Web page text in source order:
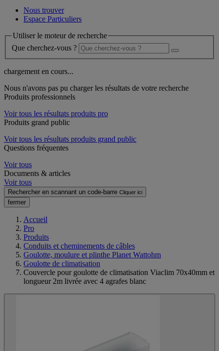
Nous trouver
Espace Particuliers
Utiliser le moteur de recherche
Que cherchez-vous ?
chargement en cours...
Nous n'avons pas pu charger les résultats de votre recherche
Produits professionnels
Voir tous les résultats produits pro
Produits grand public
Voir tous les résultats produits grand public
Questions fréquentes
Voir tous
Documents & articles
Voir tous
Rechercher en scannant un code-barre Cliquer ici
fermer
Accueil
Pro
Produits
Conduits et cheminements de câbles
Goulotte, moulure et plinthe Planet Wattohm
Goulotte de climatisation
Couvercle pour goulotte de climatisation Viaclim 70x40mm et
longueur 2m livrée avec 4 agrafes blanc